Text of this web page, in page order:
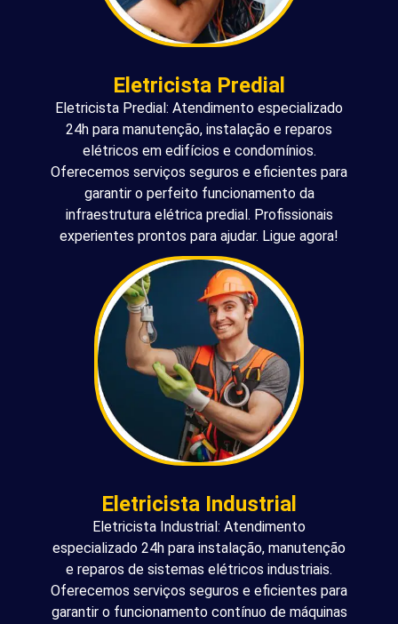
Eletricista Predial
Eletricista Predial: Atendimento especializado
24h para manutenção, instalação e reparos
elétricos em edifícios e condomínios.
Oferecemos serviços seguros e eficientes para
garantir o perfeito funcionamento da
infraestrutura elétrica predial. Profissionais
experientes prontos para ajudar. Ligue agora!
Eletricista Industrial
Eletricista Industrial: Atendimento
especializado 24h para instalação, manutenção
e reparos de sistemas elétricos industriais.
Oferecemos serviços seguros e eficientes para
garantir o funcionamento contínuo de máquinas